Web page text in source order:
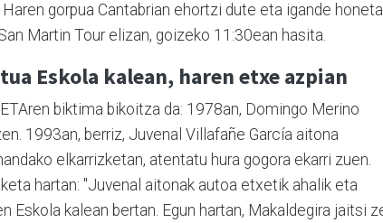
gorpua Cantabrian ehortzi dute eta igande
Martin Tour elizan, goizeko 11:30ean hasita.
Eskola kalean, haren etxe azpian
biktima bikoitza da: 1978an, Domingo Merino
1993an, berriz, Juvenal Villafañe García aitona
elkarrizketan, atentatu hura gogora ekarri zuen.
hartan: "Juvenal aitonak autoa etxetik ahalik eta
Eskola kalean bertan. Egun hartan, Makaldegira jaitsi